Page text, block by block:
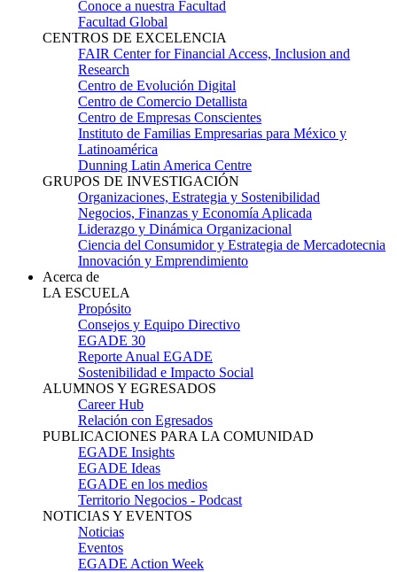
Conoce a nuestra Facultad
Facultad Global
CENTROS DE EXCELENCIA
FAIR Center for Financial Access, Inclusion and
Research
Centro de Evolución Digital
Centro de Comercio Detallista
Centro de Empresas Conscientes
Instituto de Familias Empresarias para México y
Latinoamérica
Dunning Latin America Centre
GRUPOS DE INVESTIGACIÓN
Organizaciones, Estrategia y Sostenibilidad
Negocios, Finanzas y Economía Aplicada
Liderazgo y Dinámica Organizacional
Ciencia del Consumidor y Estrategia de Mercadotecnia
Innovación y Emprendimiento
Acerca de
LA ESCUELA
Propósito
Consejos y Equipo Directivo
EGADE 30
Reporte Anual EGADE
Sostenibilidad e Impacto Social
ALUMNOS Y EGRESADOS
Career Hub
Relación con Egresados
PUBLICACIONES PARA LA COMUNIDAD
EGADE Insights
EGADE Ideas
EGADE en los medios
Territorio Negocios - Podcast
NOTICIAS Y EVENTOS
Noticias
Eventos
EGADE Action Week